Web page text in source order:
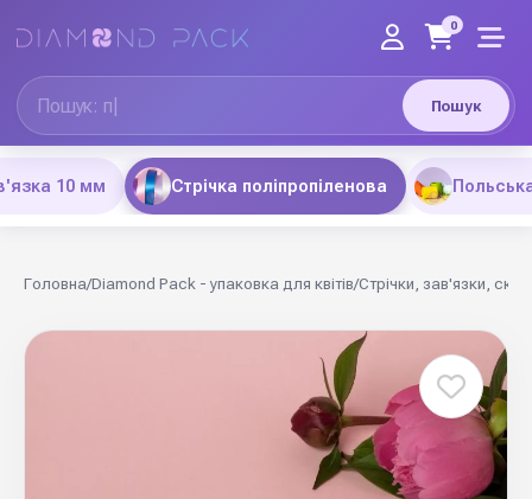
Пошук
0
10 мм Стрічка поліпропіленова
Головна/Diamond Pack - упаковка для квітів/Стрічки, зав'язки,